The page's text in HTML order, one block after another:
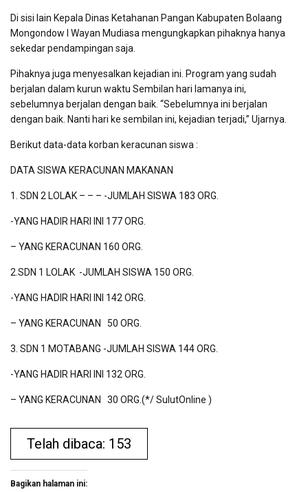
Di sisi lain Kepala Dinas Ketahanan Pangan Kabupaten Bolaang
Mongondow I Wayan Mudiasa mengungkapkan pihaknya hanya
sekedar pendampingan saja.
Pihaknya juga menyesalkan kejadian ini. Program yang sudah
berjalan dalam kurun waktu Sembilan hari lamanya ini,
sebelumnya berjalan dengan baik. “Sebelumnya ini berjalan
dengan baik. Nanti hari ke sembilan ini, kejadian terjadi,” Ujarnya.
Berikut data-data korban keracunan siswa :
DATA SISWA KERACUNAN MAKANAN
1. SDN 2 LOLAK – – – -JUMLAH SISWA 183 ORG.
-YANG HADIR HARI INI 177 ORG.
– YANG KERACUNAN 160 ORG.
2.SDN 1 LOLAK -JUMLAH SISWA 150 ORG.
-YANG HADIR HARI INI 142 ORG.
– YANG KERACUNAN 50 ORG.
3. SDN 1 MOTABANG -JUMLAH SISWA 144 ORG.
-YANG HADIR HARI INI 132 ORG.
– YANG KERACUNAN 30 ORG.(*/ SulutOnline )
Telah dibaca: 153
Bagikan halaman ini: